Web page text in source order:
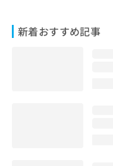
新着おすすめ記事
い